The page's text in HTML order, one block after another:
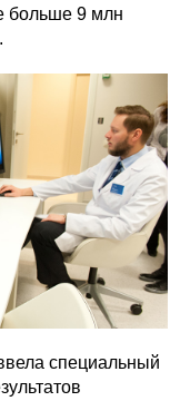
больше 9 млн
специальный